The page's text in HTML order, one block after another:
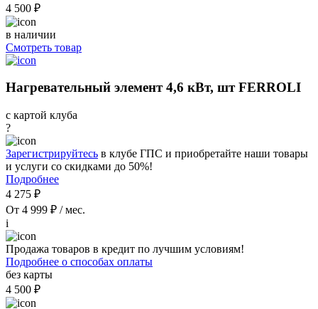
4 500 ₽
в наличии
Смотреть товар
Нагревательный элемент 4,6 кВт, шт FERROLI
с картой клуба
?
Зарегистрируйтесь в клубе ГПС и приобретайте наши товары
и услуги со скидками до 50%!
Подробнее
4 275 ₽
От 4 999 ₽ / мес.
i
Продажа товаров в кредит по лучшим условиям!
Подробнее о способах оплаты
без карты
4 500 ₽